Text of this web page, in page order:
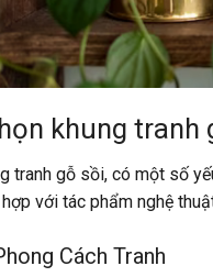
khung tranh
tranh gỗ sồi, có một số
với tác phẩm nghệ
Cách Tranh